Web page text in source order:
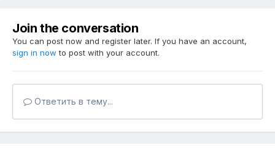
Join the conversation
You can post now and register later. If you have an account,
sign in now to post with your account.
Ответить в тему...